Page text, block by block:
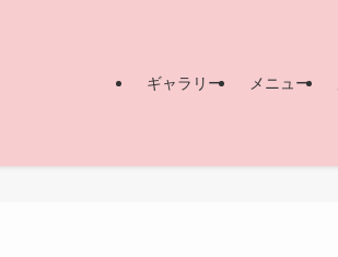
ギャラリー メニュー